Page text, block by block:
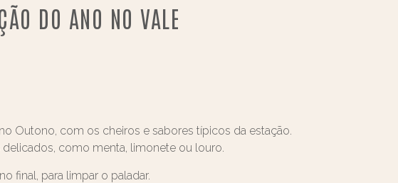
DO ANO NO VALE
Outono, com os cheiros e sabores típicos da estação.
como menta, limonete ou louro.
final, para limpar o paladar.